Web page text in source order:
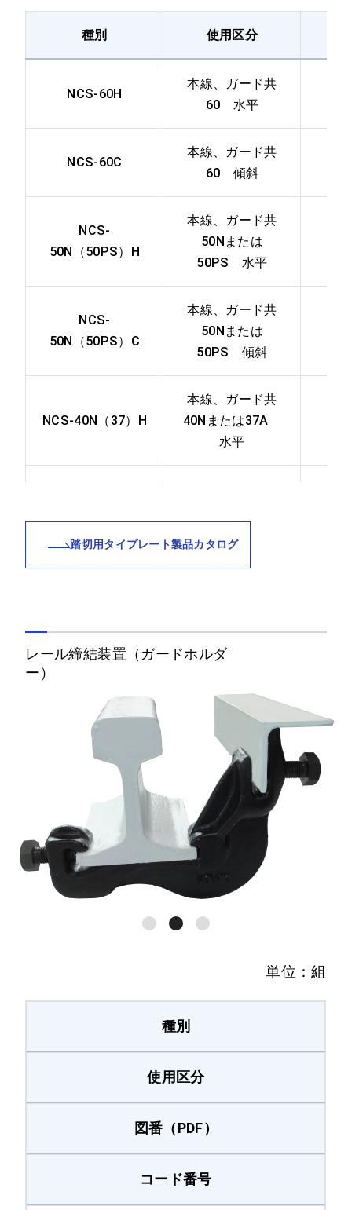
種別 使用区分
NCS-60H
本線、ガード共
60 水平
NCS-60C
本線、ガード共
60 傾斜
NCS-
50N（50PS）H
本線、ガード共
50Nまたは
50PS 水平
NCS-
50N（50PS）C
本線、ガード共
50Nまたは
50PS 傾斜
NCS-40N（37）H
本線、ガード共
40Nまたは37A
水平
NCS-30C
本線、ガード共
NF-60（60-50N）
H
本線60、ガード
50N 水平
NF-60（60-50N）
C
本線60、ガード
50N 傾斜
NF-50（50N-
50PS）H
本線50N、ガード
50PS 水平
本線50N、ガード
GB-50-Ⅱ型
GB-60-Ⅱ型 本線、ガード共60
本線、ガード共
60 水平
本線、ガード共
踏切用タイプレート製品カタログ
レール締結装置（ガードホルダ
ー）
単位：組
種別
使用区分
図番（PDF）
コード番号